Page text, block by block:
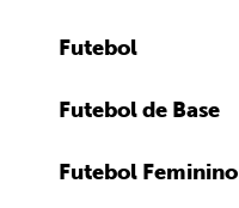
Futebol
Futebol de Base
Futebol Feminino